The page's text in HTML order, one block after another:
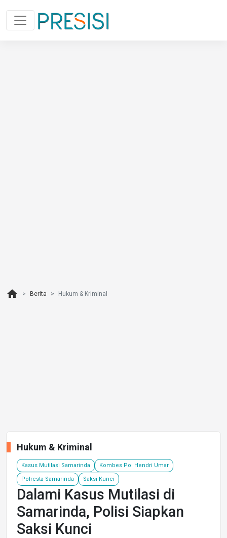
home Berita Hukum & Kriminal
Hukum & Kriminal
Kasus Mutilasi Samarinda Kombes Pol Hendri Umar
Polresta Samarinda Saksi Kunci
Dalami Kasus Mutilasi di
Samarinda, Polisi Siapkan
Saksi Kunci